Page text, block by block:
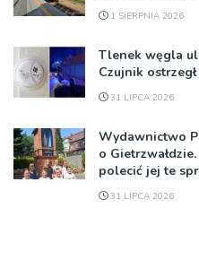
1 SIERPNIA 2026
Tlenek węgla
Czujnik
31 LIPCA 2026
Wydawnictwo
o
polecić jej te
31 LIPCA 2026